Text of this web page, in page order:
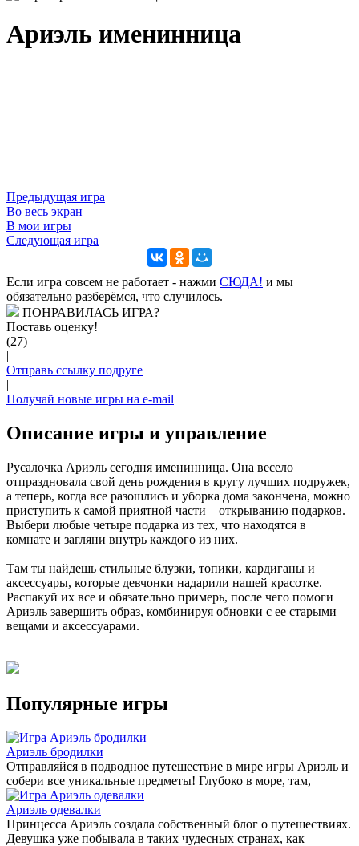
Ариэль именинница
Предыдущая игра
Во весь экран
В мои игры
Следующая игра
Если игра совсем не работает - нажми CЮДА! и мы
обязательно разберёмся, что случилось.
ПОНРАВИЛАСЬ ИГРА?
Поставь оценку!
(27)
|
Отправь ссылку подруге
|
Получай новые игры на e-mail
Описание игры и управление
Русалочка Ариэль сегодня именинница. Она весело
отпраздновала свой день рождения в кругу лучших подружек,
а теперь, когда все разошлись и уборка дома закончена, можно
приступить к самой приятной части – открыванию подарков.
Выбери любые четыре подарка из тех, что находятся в
комнате и загляни внутрь каждого из них.
Там ты найдешь стильные блузки, топики, кардиганы и
аксессуары, которые девчонки надарили нашей красотке.
Распакуй их все и обязательно примерь, после чего помоги
Ариэль завершить образ, комбинируя обновки с ее старыми
вещами и аксессуарами.
Популярные игры
Ариэль бродилки
Отправляйся в подводное путешествие в мире игры Ариэль и
собери все уникальные предметы! Глубоко в море, там,
Ариэль одевалки
Принцесса Ариэль создала собственный блог о путешествиях.
Девушка уже побывала в таких чудесных странах, как